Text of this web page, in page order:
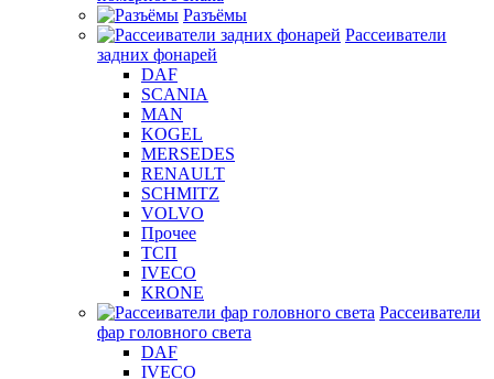
Разъёмы
Рассеиватели
задних фонарей
DAF
SCANIA
MAN
KOGEL
MERSEDES
RENAULT
SCHMITZ
VOLVO
Прочее
ТСП
IVECO
KRONE
Рассеиватели
фар головного света
DAF
IVECO